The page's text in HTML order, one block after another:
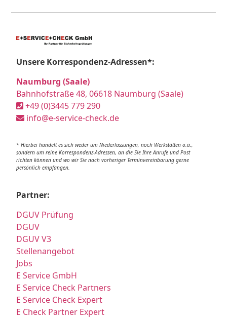
Unsere Korrespondenz-Adressen*:
Naumburg (Saale)
Bahnhofstraße 48, 06618 Naumburg (Saale)
+49 (0)3445 779 290
info@e-service-check.de
* Hierbei handelt es sich weder um Niederlassungen, noch Werkstätten o.ä.,
sondern um reine Korrespondenz-Adressen, an die Sie Ihre Anrufe und Post
richten können und wo wir Sie nach vorheriger Terminvereinbarung gerne
persönlich empfangen.
Partner:
DGUV Prüfung
DGUV
DGUV V3
Stellenangebot
Jobs
E Service GmbH
E Service Check Partners
E Service Check Expert
E Check Partner Expert